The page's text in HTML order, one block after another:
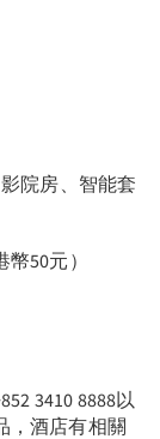
院房、智能套
50元）
3410 8888以
，酒店有相關